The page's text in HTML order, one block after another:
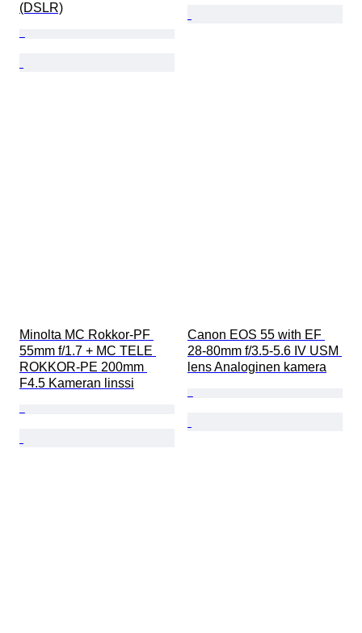
(DSLR)
Minolta MC Rokkor-PF
55mm f/1.7 + MC TELE
ROKKOR-PE 200mm
F4.5 Kameran linssi
Canon EOS 55 with EF
28-80mm f/3.5-5.6 IV USM
lens Analoginen kamera